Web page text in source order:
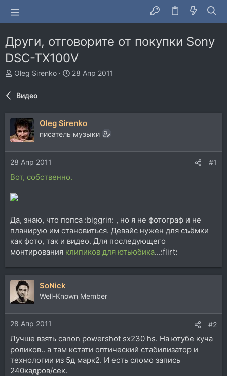
Други, отговорите от покупки Sony
DSC-TX100V
А
т
р
т
е
м
Oleg Sirenko
Д
н
а
28 Апр 2011
Видео
Oleg Sirenko
писатель музыки
28 Апр 2011 #1
Вот, собственно.
Да, знаю, что попса :biggrin: , но я не фотограф и не
планирую им становиться. Девайс нужен для съёмки
как фото, так и видео. Для последующего
монтирования клипиков для ютьюбика...:flirt:
SoNick
Well-Known Member
28 Апр 2011 #2
Лучше взять canon powershot sx230 hs. На ютубе куча
роликов.. а там кстати оптический стабилизатор и
технологии из 5д марк2. И есть сломо запись
240кадров/сек.